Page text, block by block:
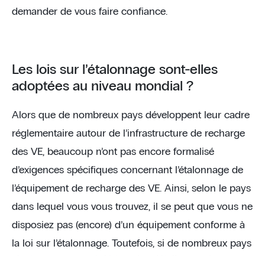
demander de vous faire confiance.
Les lois sur l’étalonnage sont-elles
adoptées au niveau mondial ?
Alors que de nombreux pays développent leur cadre
réglementaire autour de l’infrastructure de recharge
des VE, beaucoup n’ont pas encore formalisé
d’exigences spécifiques concernant l’étalonnage de
l’équipement de recharge des VE. Ainsi, selon le pays
dans lequel vous vous trouvez, il se peut que vous ne
disposiez pas (encore) d’un équipement conforme à
la loi sur l’étalonnage. Toutefois, si de nombreux pays